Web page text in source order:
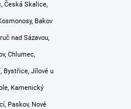
Česká Skalice,
Bakov
nad Sázavou,
Chlumec,
Bystřice, Jílové u
Kamenický
Paskov, Nové